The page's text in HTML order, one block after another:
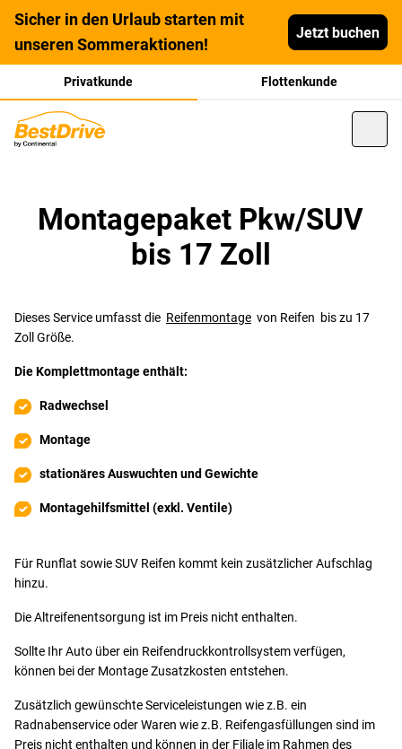
Sicher in den Urlaub starten mit
unseren Sommeraktionen!
Jetzt buchen
Privatkunde Flottenkunde
Montagepaket Pkw/SUV
bis 17 Zoll
Dieses Service umfasst die Reifenmontage von Reifen bis zu 17
Zoll Größe.
Die Komplettmontage enthält:
Radwechsel
Montage
stationäres Auswuchten und Gewichte
Montagehilfsmittel (exkl. Ventile)
Für Runflat sowie SUV Reifen kommt kein zusätzlicher Aufschlag
hinzu.
Die Altreifenentsorgung ist im Preis nicht enthalten.
Sollte Ihr Auto über ein Reifendruckkontrollsystem verfügen,
können bei der Montage Zusatzkosten entstehen.
Zusätzlich gewünschte Serviceleistungen wie z.B. ein
Radnabenservice oder Waren wie z.B. Reifengasfüllungen sind im
Preis nicht enthalten und können in der Filiale im Rahmen des